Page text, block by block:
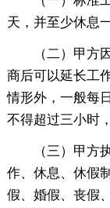
天，并至少休息
（二）甲方
商后可以延长工
情形外，一般每
不得超过三小时
（三）甲方
作、休息、休假
假、婚假、丧假